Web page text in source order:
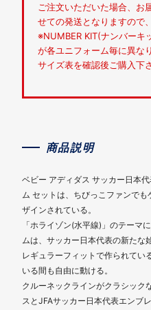
ご注文いただいた場合、お
せての発送となりますので
※NUMBER KIT(ナンバーキ
が各ユニフォーム毎に異な
サイズ表を確認後ご購入下さ
商品説明
ベビー アディダス サッカー日本
ム セットは、ちびっこファンで
ザインされている。
「ホライゾン(水平線)」のテーマ
ムは、サッカー日本代表の新たな
レギュラーフィットで作られてい
いる間も自由に動ける。
クルーネックラインがクラシック
スとJFAサッカー日本代表エンブ